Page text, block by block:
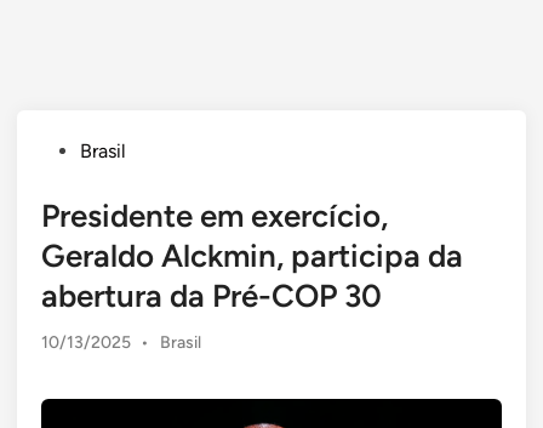
PostedBrasil
Presidente em exercício,
Geraldo Alckmin, participa da
abertura da Pré-COP 30
10/13/2025 •
Posted
Brasil